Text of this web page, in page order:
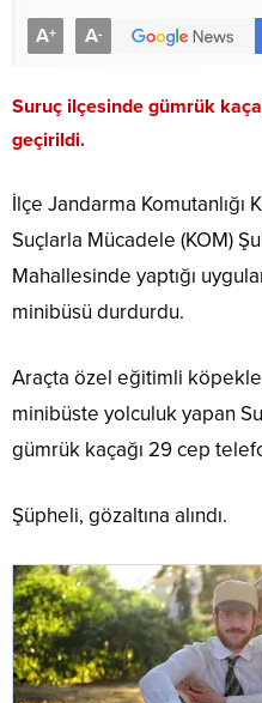
A+ A-
Suruç ilçesinde gümrük
geçirildi.
İlçe Jandarma Komutanlığı
Suçlarla Mücadele (KOM)
Mahallesinde yaptığı
minibüsü durdurdu.
Araçta özel eğitimli
minibüste yolculuk yapan
gümrük kaçağı 29 cep
Şüpheli, gözaltına alındı.